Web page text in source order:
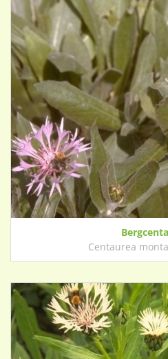
Centaurea